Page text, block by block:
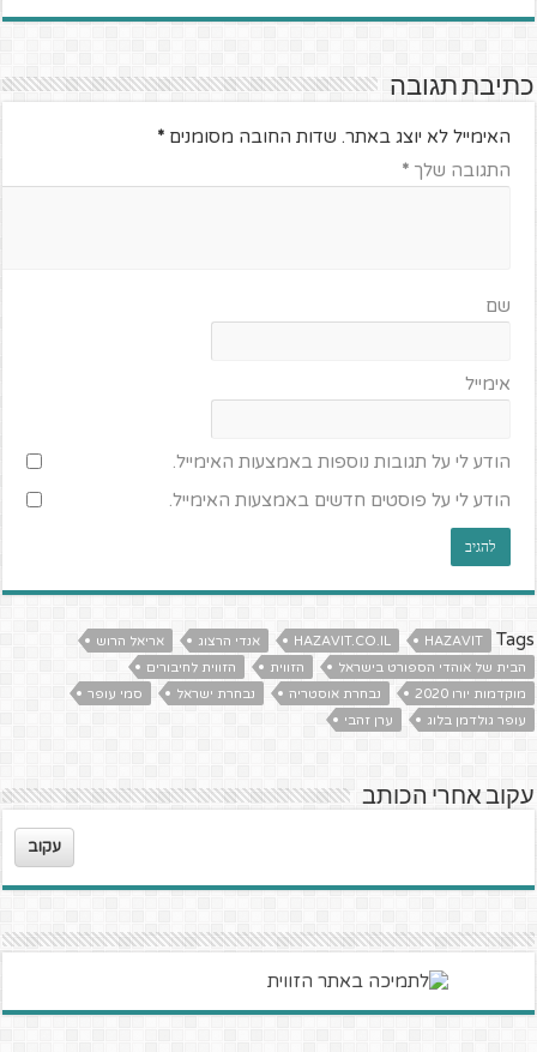
כתיבת תגובה
האימייל לא יוצג באתר. שדות החובה מסומנים*
התגובה שלך*
שם
אימייל
הודע לי על תגובות נוספות באמצעות האימייל.
הודע לי על פוסטים חדשים באמצעות האימייל.
Tags
HAZAVIT
HAZAVIT.CO.IL אנדי הרצוג
אריאל הרוש
הבית של אוהדי הספורט בישראל
הזווית
הזווית לחיבורים
מוקדמות יורו 2020
נבחרת אוסטריה נבחרת ישראל
סמי עופר
עופר גולדמן בלוג
ערן זהבי
עקוב אחרי הכותב
עקוב